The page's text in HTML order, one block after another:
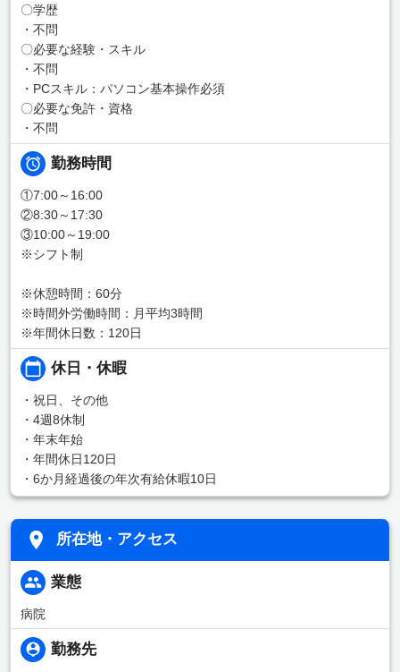
〇学歴
・不問
〇必要な経験・スキル
・不問
・PCスキル：パソコン基本操作必須
〇必要な免許・資格
・不問
勤務時間
①7:00～16:00
②8:30～17:30
③10:00～19:00
※シフト制
※休憩時間：60分
※時間外労働時間：月平均3時間
※年間休日数：120日
休日・休暇
・祝日、その他
・4週8休制
・年末年始
・年間休日120日
・6か月経過後の年次有給休暇10日
所在地・アクセス
業態
病院
勤務先